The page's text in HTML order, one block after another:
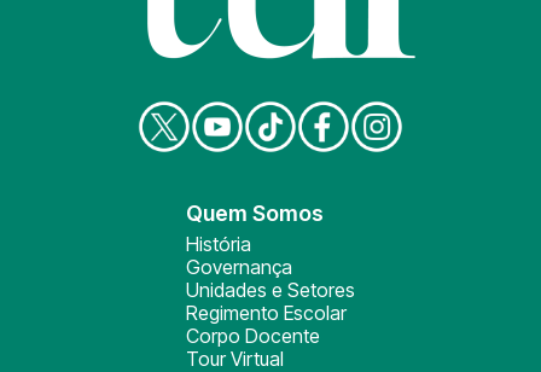
Quem Somos
História
Governança
Unidades e Setores
Regimento Escolar
Corpo Docente
Tour Virtual